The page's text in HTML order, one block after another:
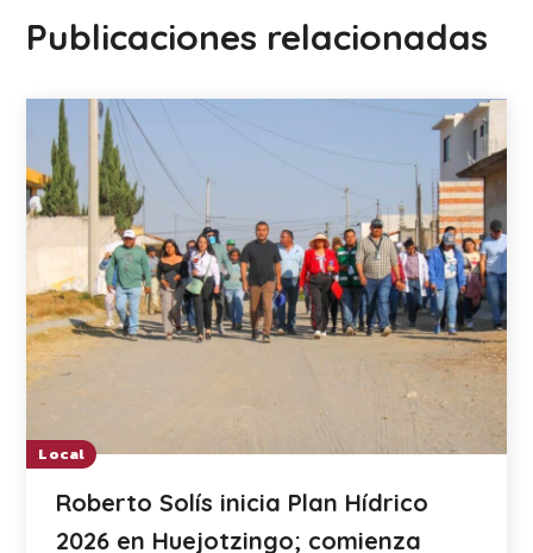
Publicaciones relacionadas
Local
Roberto Solís inicia Plan Hídrico
2026 en Huejotzingo; comienza